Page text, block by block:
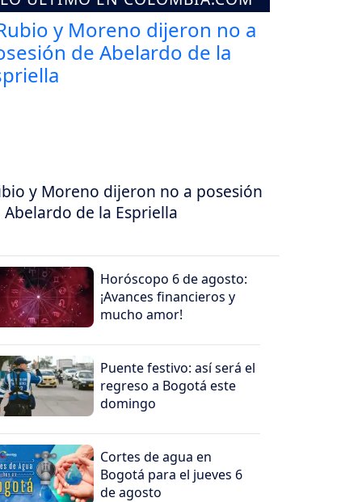
y Moreno dijeron no a posesión
Abelardo de la Espriella
Horóscopo 6 de agosto:
¡Avances financieros y
mucho amor!
Puente festivo: así será el
regreso a Bogotá este
domingo
Cortes de agua en
Bogotá para el jueves 6
de agosto